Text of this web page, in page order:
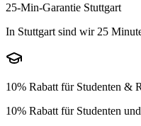
25-Min-Garantie Stuttgart
In Stuttgart sind wir 25
10% Rabatt für Studenten &
10% Rabatt für Studenten